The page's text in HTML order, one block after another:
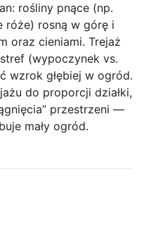
rośliny pnące (np.
róże) rosną w górę i
oraz cieniami. Trejaż
(wypoczynek vs.
wzrok głębiej w ogród.
do proporcji działki,
przestrzeni —
mały ogród.